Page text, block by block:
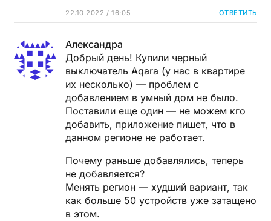
22.10.2022 / 16:05 ОТВЕТИТЬ
Александра
Добрый день! Купили черный
выключатель Aqara (у нас в квартире
их несколько) — проблем с
добавлением в умный дом не было.
Поставили еще один — не можем кго
добавить, приложение пишет, что в
данном регионе не работает.
Почему раньше добавлялись, теперь
не добавляется?
Менять регион — худший вариант, так
как больше 50 устройств уже затащено
в этом.